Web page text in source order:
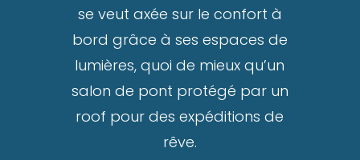
se veut axée sur le confort à
bord grâce à ses espaces de
lumières, quoi de mieux qu’un
salon de pont protégé par un
roof pour des expéditions de
rêve.